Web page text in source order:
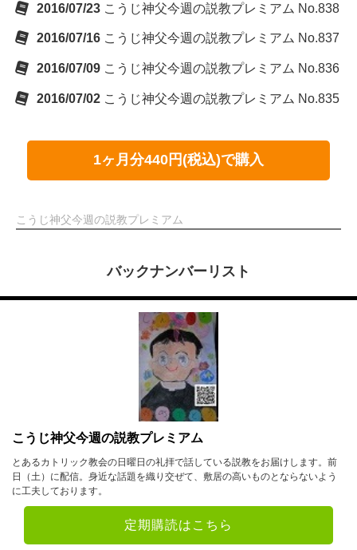
2016/07/23 こうじ神父今週の説教プレミアム No.838
2016/07/16 こうじ神父今週の説教プレミアム No.837
2016/07/09 こうじ神父今週の説教プレミアム No.836
2016/07/02 こうじ神父今週の説教プレミアム No.835
1ヶ月分440円(税込)で購入
こうじ神父今週の説教プレミアム
バックナンバーリスト
こうじ神父今週の説教プレミアム
とあるカトリック教会の日曜日の礼拝で話している説教をお届けします。前
日（土）に配信。身近な話題を織り交ぜて、敷居の高いものとならないよう
に工夫しております。
定期購読はこちら